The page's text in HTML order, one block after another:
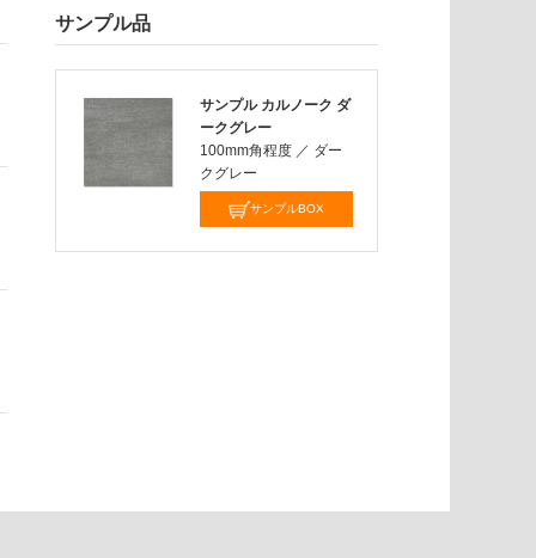
サンプル品
サンプル カルノーク ダ
ークグレー
100mm角程度 ／ ダー
クグレー
サンプルBOX